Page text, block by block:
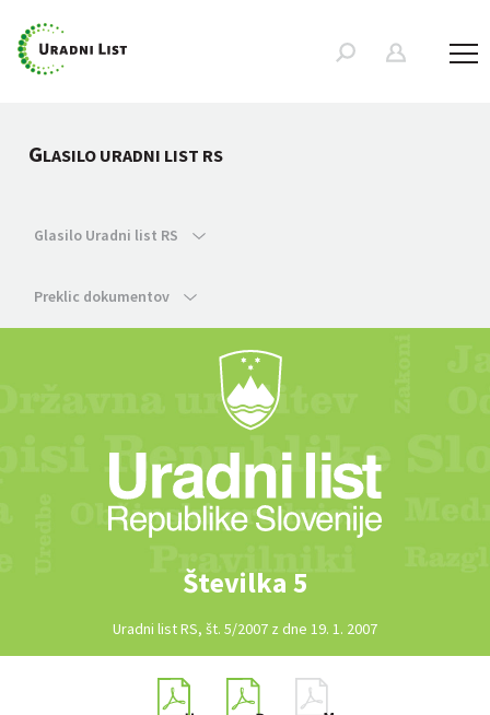
GLASILO URADNI LIST RS
Glasilo Uradni list RS
Preklic dokumentov
Številka 5
Uradni list RS, št. 5/2007 z dne 19. 1. 2007